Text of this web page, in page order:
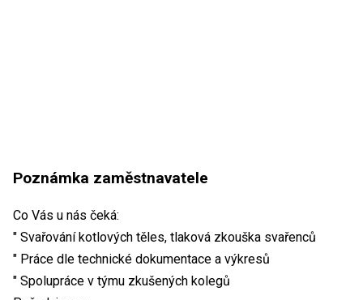
Poznámka zaměstnavatele
Co Vás u nás čeká:
" Svařování kotlových těles, tlaková zkouška svařenců
" Práce dle technické dokumentace a výkresů
" Spolupráce v týmu zkušených kolegů